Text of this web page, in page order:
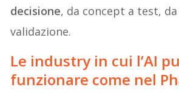
decisione, da concept a test,
validazione.
Le industry in cui l’AI
funzionare come nel